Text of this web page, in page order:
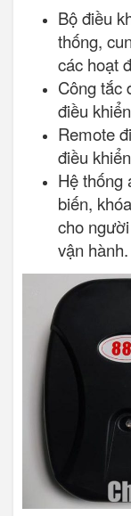
Bộ điều
thống,
các hoạt
Công tắc
điều
Remote
điều
Hệ thống
biến,
cho
vận hành.